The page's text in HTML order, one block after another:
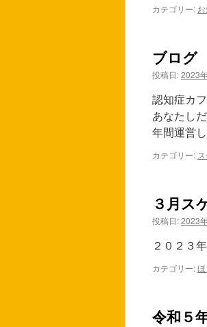
キ
カテゴリー:
ブログ
投稿日:2023
認知症カ
あなたし
年間運営
カテゴリー:
３月ス
投稿日:2023
２０２３
カテゴリー:
令和５